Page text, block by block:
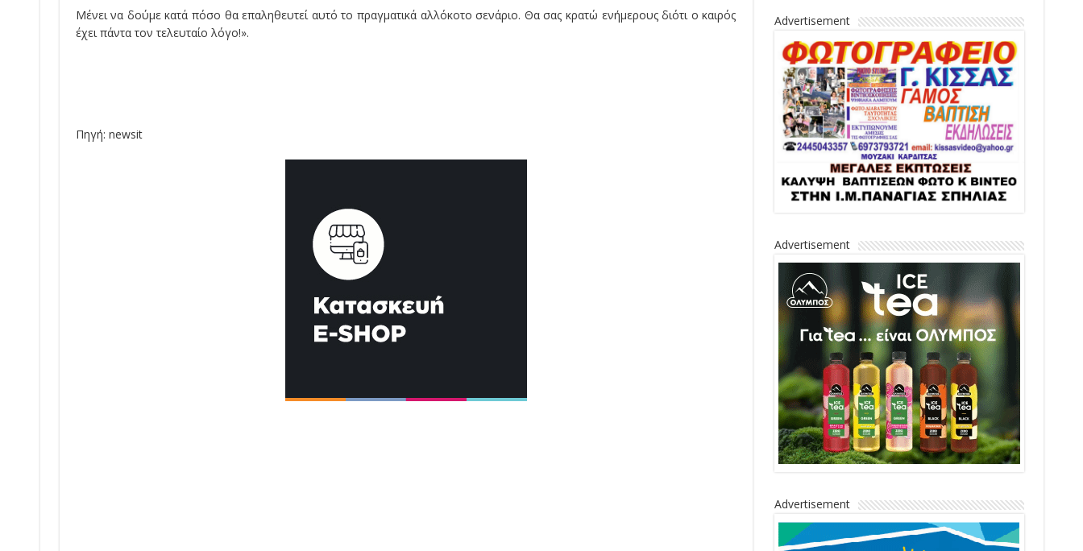
Μένει να δούμε κατά πόσο θα επαληθευτεί αυτό το πραγματικά αλλόκοτο σενάριο. Θα σας κρατώ ενήμερους διότι ο καιρός
έχει πάντα τον τελευταίο λόγο!».
Πηγή: newsit
Advertisement
Advertisement
Advertisement